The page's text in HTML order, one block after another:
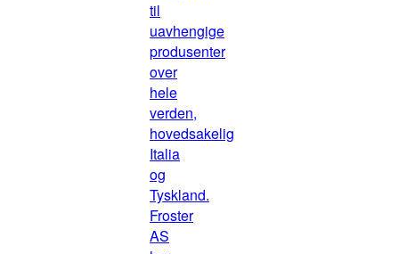
til
uavhengige
produsenter
over
hele
verden,
hovedsakelig
Italia
og
Tyskland.
Froster
AS